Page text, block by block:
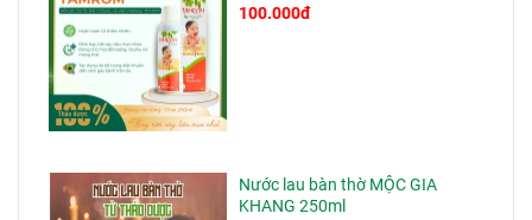
100.000đ
Nước lau bàn thờ MỘC GIA
KHANG 250ml